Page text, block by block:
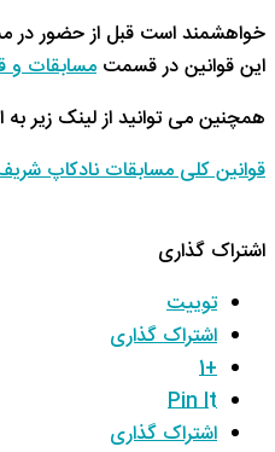
خواهشمند است قبل از حضور در
این قوانین در قسمت مسابقات و
همچنین می توانید از لینک زیر
قوانین کلی مسابقات نادکاپ
اشتراک گذاری
توییت
اشتراک گذاری
+1
Pin It
اشتراک گذاری